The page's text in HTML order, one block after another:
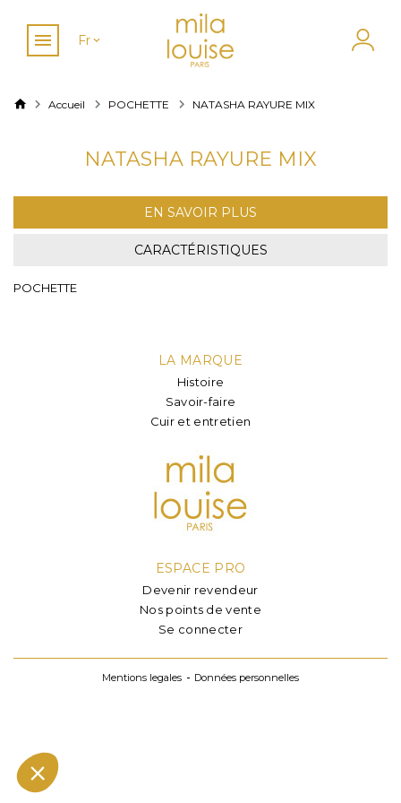
Fr
Accueil POCHETTE NATASHA RAYURE MIX
NATASHA RAYURE MIX
EN SAVOIR PLUS
CARACTÉRISTIQUES
POCHETTE
LA MARQUE
Histoire
Savoir-faire
Cuir et entretien
ESPACE PRO
Devenir revendeur
Nos points de vente
Se connecter
Mentions legales Données personnelles